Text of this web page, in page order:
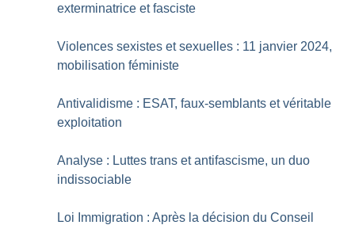
exterminatrice et fasciste
Violences sexistes et sexuelles : 11 janvier 2024,
mobilisation féministe
Antivalidisme : ESAT, faux-semblants et véritable
exploitation
Analyse : Luttes trans et antifascisme, un duo
indissociable
Loi Immigration : Après la décision du Conseil